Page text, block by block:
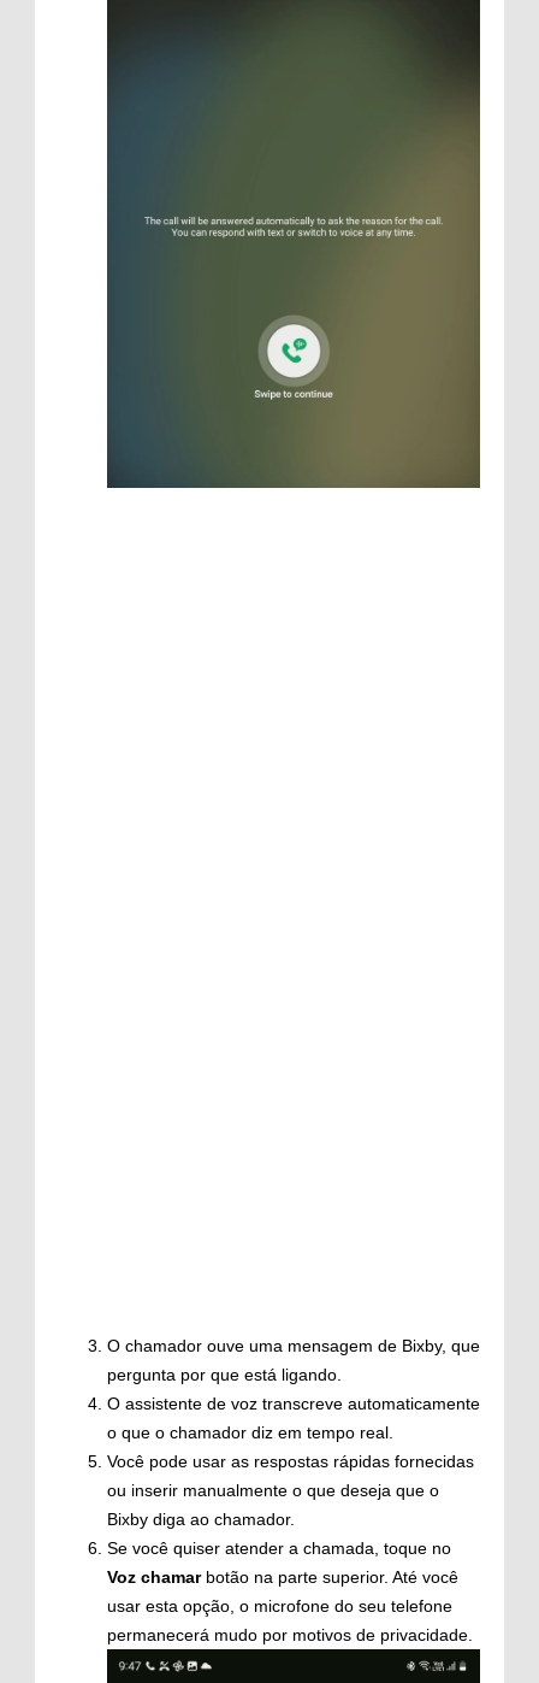
O chamador ouve uma mensagem de Bixby, que
pergunta por que está ligando.
O assistente de voz transcreve automaticamente
o que o chamador diz em tempo real.
Você pode usar as respostas rápidas fornecidas
ou inserir manualmente o que deseja que o
Bixby diga ao chamador.
Se você quiser atender a chamada, toque no
Voz chamarbotão na parte superior. Até você
usar esta opção, o microfone do seu telefone
permanecerá mudo por motivos de privacidade.